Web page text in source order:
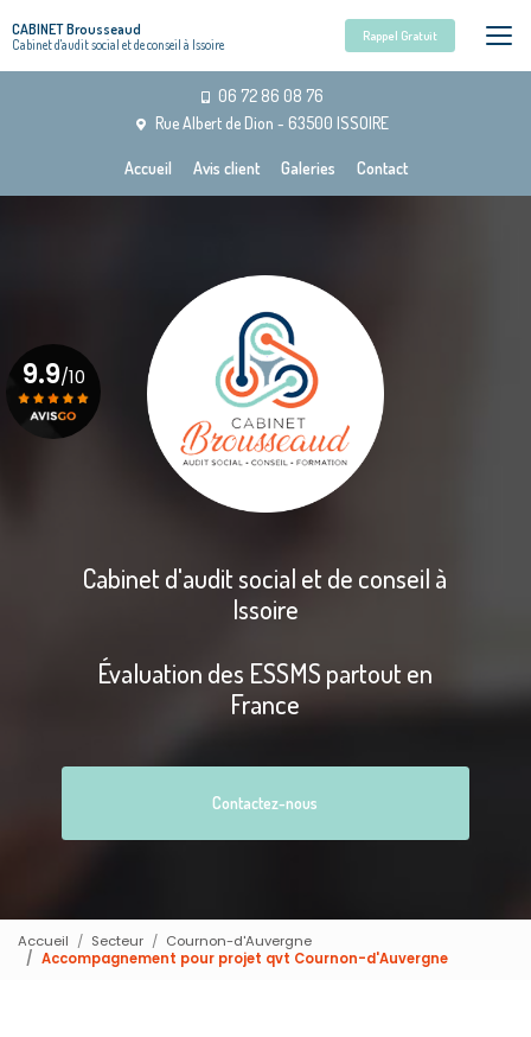
au
contenu
principal
06 72 86 08 76
Rue Albert de Dion - 63500 ISSOIRE
Accueil
Avis client Galeries Contact
CABINET Brousseaud
Cabinet d'audit social et de conseil à Issoire Rappel Gratuit
Cabinet d'audit social et de conseil à
Issoire
Évaluation des ESSMS partout en
France
Contactez-nous
9.9/10
Accueil Secteur
Cournon-d'Auvergne
Accompagnement pour projet qvt Cournon-d'Auvergne